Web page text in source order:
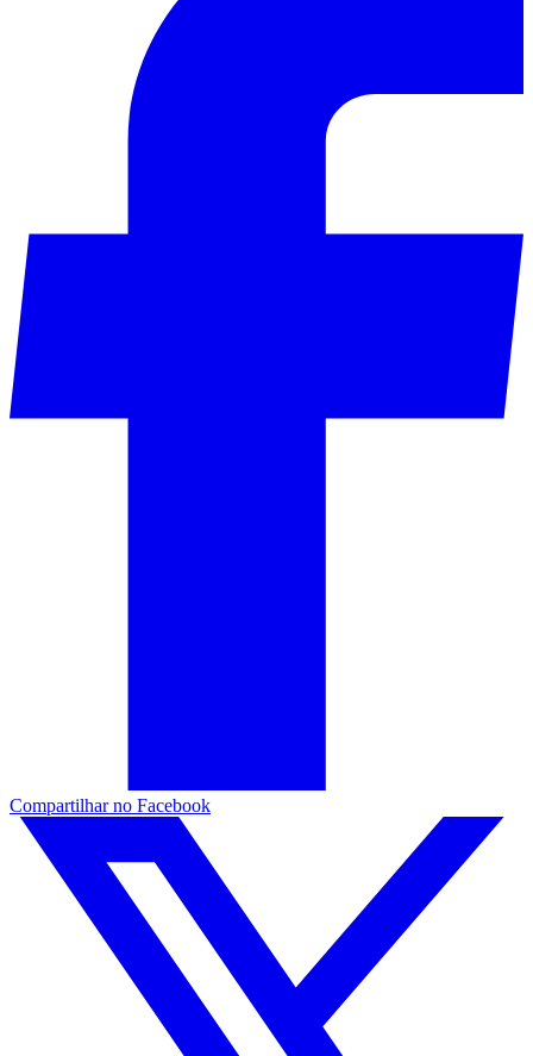
Compartilhar no Facebook